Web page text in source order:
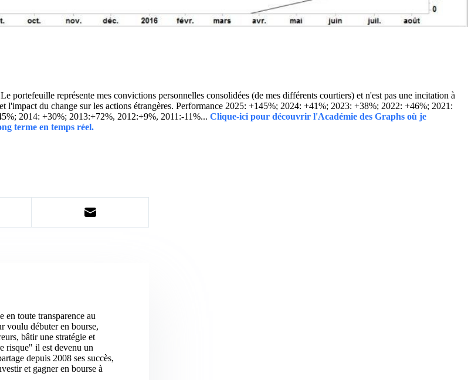
portefeuille représente mes convictions personnelles consolidées (de mes différents courtiers) et n'est pas une incitation à
l'impact du change sur les actions étrangères. Performance 2025: +145%; 2024: +41%; 2023: +38%; 2022: +46%; 2021:
2014: +30%; 2013:+72%, 2012:+9%, 2011:-11%... Clique-ici pour découvrir l'Académie des Graphs où je
terme en temps réel.
en toute transparence au
voulu débuter en bourse,
bâtir une stratégie et
risque" il est devenu un
depuis 2008 ses succès,
et gagner en bourse à